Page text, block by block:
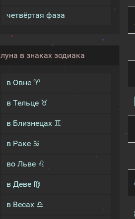
четвёртая фаза
луна в знаках зодиака
в Овне ♈
в Тельце ♉
в Близнецах ♊
в Раке ♋
во Льве ♌
в Деве ♍
в Весах ♎